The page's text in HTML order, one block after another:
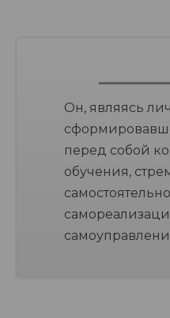
Он, являясь
перед собой
обучения,